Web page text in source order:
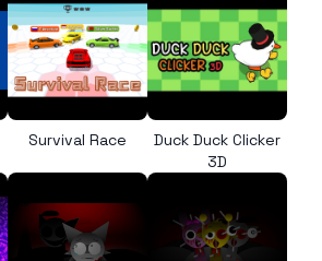
Survival Race
Duck Duck Clicker
3D